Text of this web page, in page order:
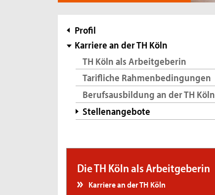
Subnavigation
Profil
Karriere an der TH Köln
TH Köln als Arbeitgeberin
Tarifliche Rahmenbedingungen
Berufsausbildung an der TH Köln
Stellenangebote
Die TH Köln als Arbeitgeberin
Karriere an der TH Köln